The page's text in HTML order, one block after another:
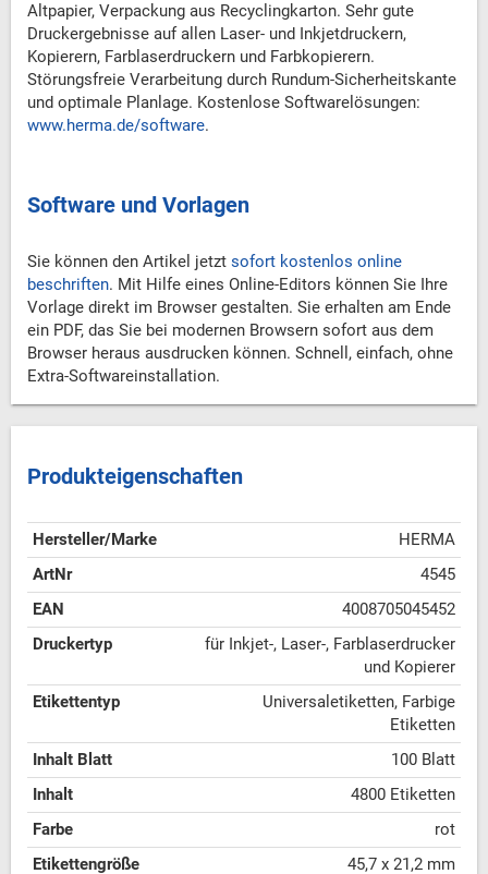
Altpapier, Verpackung aus Recyclingkarton. Sehr gute
Druckergebnisse auf allen Laser- und Inkjetdruckern,
Kopierern, Farblaserdruckern und Farbkopierern.
Störungsfreie Verarbeitung durch Rundum-Sicherheitskante
und optimale Planlage. Kostenlose Softwarelösungen:
www.herma.de/software.
Software und Vorlagen
Sie können den Artikel jetzt sofort kostenlos online
beschriften. Mit Hilfe eines Online-Editors können Sie Ihre
Vorlage direkt im Browser gestalten. Sie erhalten am Ende
ein PDF, das Sie bei modernen Browsern sofort aus dem
Browser heraus ausdrucken können. Schnell, einfach, ohne
Extra-Softwareinstallation.
Produkteigenschaften
Hersteller/Marke
HERMA
ArtNr
4545
EAN
4008705045452
Druckertyp
für Inkjet-, Laser-, Farblaserdrucker
und Kopierer
Etikettentyp
Universaletiketten, Farbige
Etiketten
Inhalt Blatt
100 Blatt
Inhalt
4800 Etiketten
Farbe
rot
Etikettengröße
45,7 x 21,2 mm